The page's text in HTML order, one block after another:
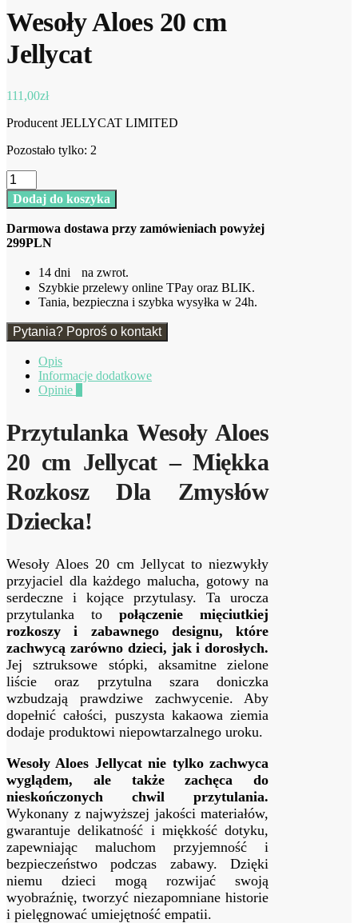
Wesoły Aloes 20 cm
Jellycat
111,00zł
Producent JELLYCAT LIMITED
Pozostało tylko: 2
ilość
Wesoły
Aloes
cm
Jellycat
Dodaj do koszyka
Darmowa dostawa przy zamówieniach powyżej
299PLN
14 dni na zwrot.
Szybkie przelewy online TPay oraz BLIK.
Tania, bezpieczna i szybka wysyłka w 24h.
Pytania? Poproś o kontakt
Opis
Informacje dodatkowe
Opinie
Przytulanka Wesoły Aloes
20 cm Jellycat – Miękka
Rozkosz Dla Zmysłów
Dziecka!
Wesoły Aloes 20 cm Jellycat to niezwykły
przyjaciel dla każdego malucha, gotowy na
serdeczne i kojące przytulasy. Ta urocza
przytulanka topołączenie mięciutkiej
rozkoszy i zabawnego designu, które
zachwycą zarówno dzieci, jak i dorosłych.
Jej sztruksowe stópki, aksamitne zielone
liście oraz przytulna szara doniczka
wzbudzają prawdziwe zachwycenie. Aby
dopełnić całości, puszysta kakaowa ziemia
dodaje produktowi niepowtarzalnego uroku.
Wesoły Aloes Jellycat nie tylko zachwyca
wyglądem, ale także zachęca do
nieskończonych chwil przytulania.
Wykonany z najwyższej jakości materiałów,
gwarantuje delikatność i miękkość dotyku,
zapewniając maluchom przyjemność i
bezpieczeństwo podczas zabawy. Dzięki
niemu dzieci mogą rozwijać swoją
wyobraźnię, tworzyć niezapomniane historie
i pielęgnować umiejętność empatii.